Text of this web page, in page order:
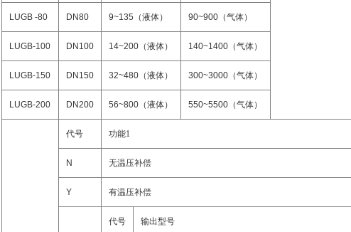
LUGB -80 DN80 9~135 （液体） 90~900 （气体）
LUGB-100 DN100 14~200 （液体） 140~1400 （气体）
LUGB-150 DN150 32~480 （液体） 300~3000 （气体）
LUGB-200 DN200 56~800 （液体） 550~5500 （气体）
代号 功能1
N 无温压补偿
Y 有温压补偿
代号 输出型号